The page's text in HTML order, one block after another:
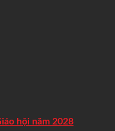
hội năm 2028